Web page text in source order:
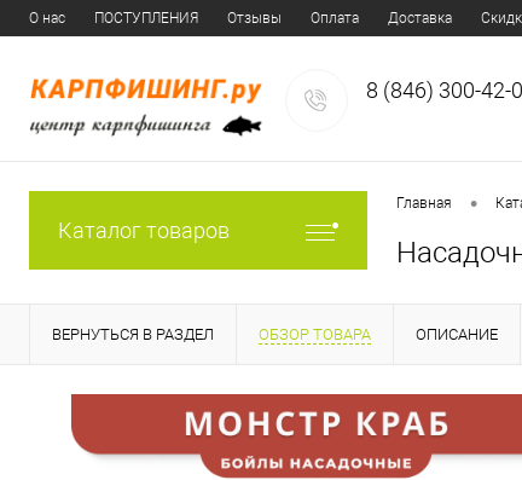
О нас ПОСТУПЛЕНИЯ Отзывы Оплата Доставка
8 (846) 300-42-
Каталог товаров
Главная •
ВЕРНУТЬСЯ В РАЗДЕЛ ОБЗОР ТОВАРА ОПИСАНИЕ